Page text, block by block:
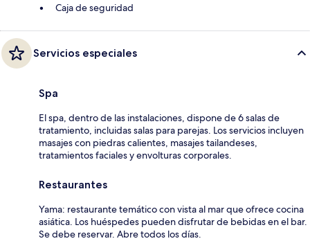
Caja de seguridad
Servicios especiales
Spa
El spa, dentro de las instalaciones, dispone de 6 salas de
tratamiento, incluidas salas para parejas. Los servicios incluyen
masajes con piedras calientes, masajes tailandeses,
tratamientos faciales y envolturas corporales.
Restaurantes
Yama: restaurante temático con vista al mar que ofrece cocina
asiática. Los huéspedes pueden disfrutar de bebidas en el bar.
Se debe reservar. Abre todos los días.